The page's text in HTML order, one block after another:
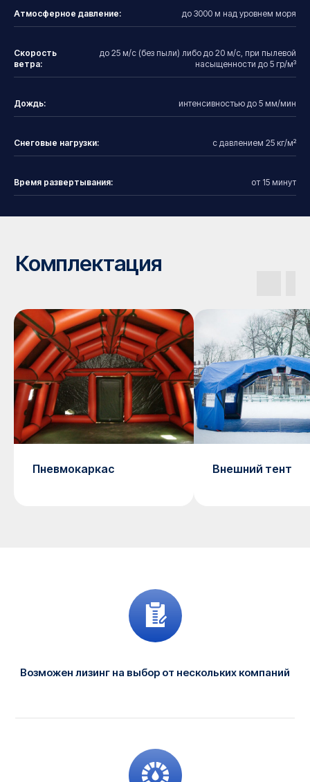
Атмосферное давление: до 3000 м над уровнем моря
Скорость
ветра:
до 25 м/с (без пыли) либо до 20 м/с, при пылевой
насыщенности до 5 гр/м³
Дождь: интенсивностью до 5 мм/мин
Снеговые нагрузки: с давлением 25 кг/м²
Время развертывания: от 15 минут
Пневмокаркас Внешний тент
Возможен лизинг на выбор от нескольких компаний
Дополнительное
оборудование